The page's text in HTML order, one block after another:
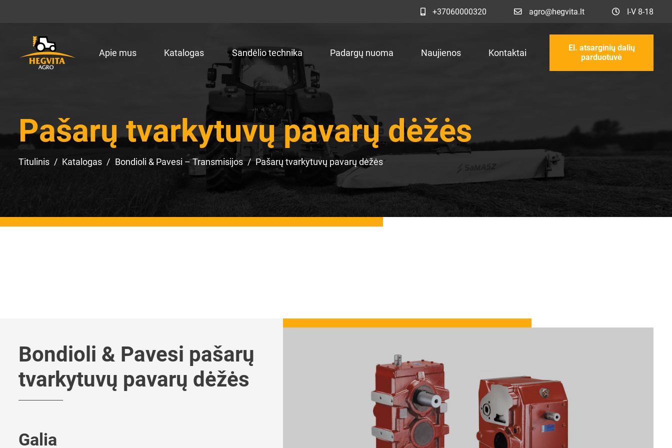
+37060000320 agro@hegvita.lt I-V 8-18
Apie mus Katalogas Sandėlio technika Padargų nuoma Naujienos Kontaktai
El. atsarginių dalių
parduotuvė
Pašarų tvarkytuvų pavarų dėžės
Titulinis Katalogas Bondioli & Pavesi – Transmisijos Pašarų tvarkytuvų pavarų dėžės
Bondioli & Pavesi pašarų
tvarkytuvų pavarų dėžės
Galia